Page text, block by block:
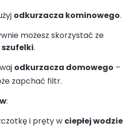
odkurzacza kominowego.
możesz skorzystać ze
.
odkurzacza domowego –
zapchać filtr.
:
i pręty w ciepłej wodzie